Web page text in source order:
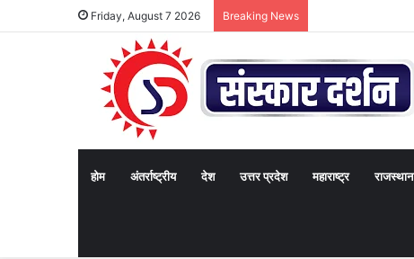
Friday, August 7 2026 Breaking News
होम अंतर्राष्ट्रीय देश उत्तर प्रदेश महाराष्ट्र राजस्थान